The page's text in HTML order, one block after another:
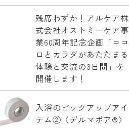
残席わずか！アルケア株
式会社オストミーケア事
業60周年記念企画「ココ
ロとカラダがあたたまる
体験と交流の3日間」を
開催します！
入浴のピックアップアイ
テム②〈デルマポア®〉